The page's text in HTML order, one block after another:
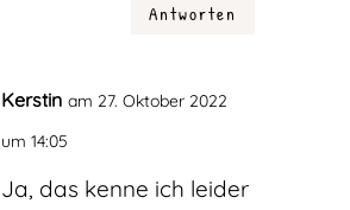
Antworten
Kerstin am 27. Oktober 2022
um 14:05
Ja, das kenne ich leider